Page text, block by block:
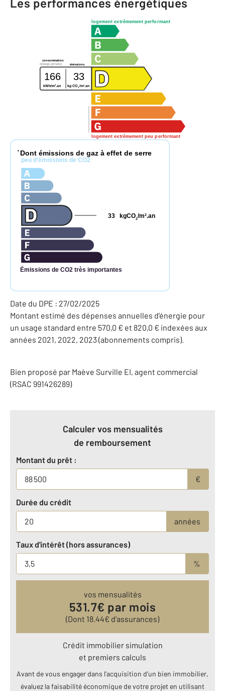
logement extrêmement performant
logement extrêmement peu performant
consommation
émissions
(énergie primaire)
166 33
kWh/m2.an kg CO2 /m2 .an
* Dont émissions de gaz à effet de serre
peu d'émissions de CO2
Émissions de CO2 très importantes
kgCO2/m2.an
33
Date du DPE : 27/02/2025
Montant estimé des dépenses annuelles d'énergie pour
un usage standard entre 570,0 € et 820,0 € indexées aux
années 2021, 2022, 2023 (abonnements compris).
Bien proposé par Maève Surville EI, agent commercial
(RSAC 991426289)
Calculer vos mensualités
de remboursement
Montant du prêt :
€
Durée du crédit
années
Taux d'intérêt (hors assurances)
%
vos mensualités
531.7€ par mois
(Dont 18.44€ d’assurances)
Crédit immobilier simulation
et premiers calculs
Avant de vous engager dans l’acquisition d’un bien immobilier,
évaluez la faisabilité économique de votre projet en utilisant